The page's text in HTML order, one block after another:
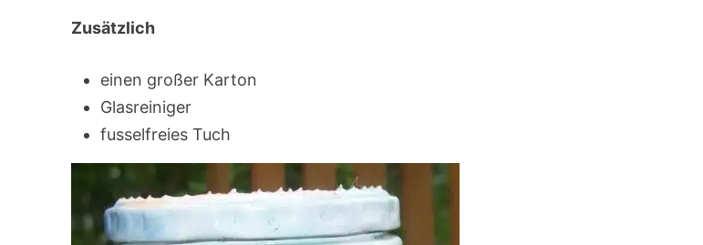
Zusätzlich
einen großer Karton
Glasreiniger
fusselfreies Tuch